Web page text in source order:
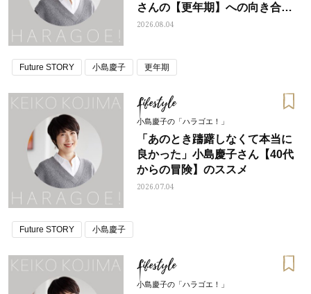
ママとパパに贈る「ジェンダーレ
ス学」
さんの【更年期】への向き合い
方
2026.08.04
Future STORY 小島慶子 更年期
Lifestyle
小島慶子の「ハラゴエ！」
「あのとき躊躇しなくて本当に
良かった」小島慶子さん【40代
からの冒険】のススメ
2026.07.04
Future STORY 小島慶子
Lifestyle
小島慶子の「ハラゴエ！」